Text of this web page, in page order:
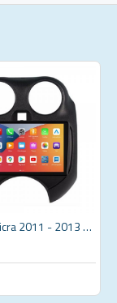
Nissan Micra 2011 - 2013 Multimedya